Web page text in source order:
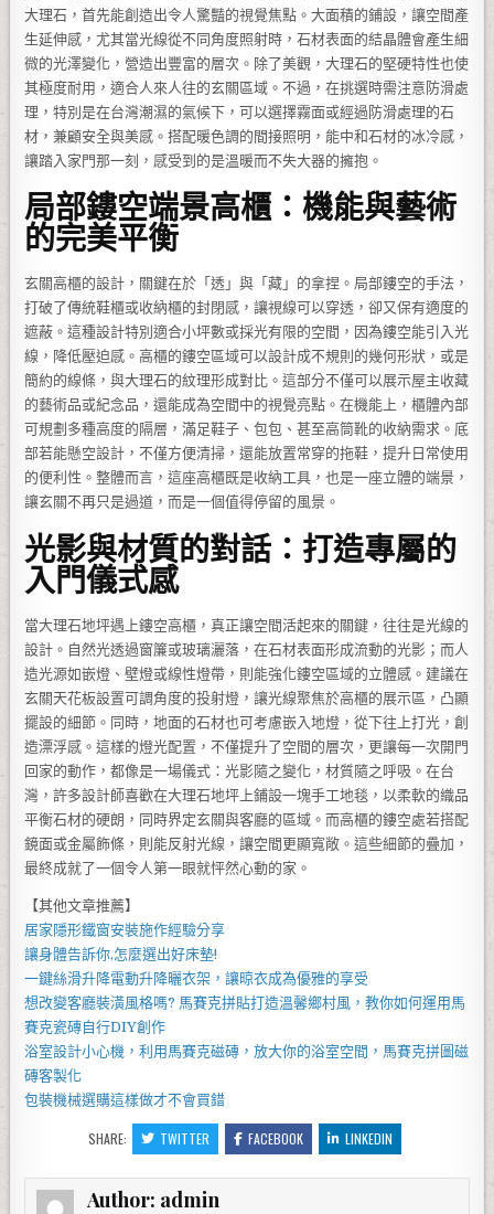
大理石，首先能創造出令人驚豔的視覺焦點。大面積的鋪設，讓空間產
生延伸感，尤其當光線從不同角度照射時，石材表面的結晶體會產生細
微的光澤變化，營造出豐富的層次。除了美觀，大理石的堅硬特性也使
其極度耐用，適合人來人往的玄關區域。不過，在挑選時需注意防滑處
理，特別是在台灣潮濕的氣候下，可以選擇霧面或經過防滑處理的石
材，兼顧安全與美感。搭配暖色調的間接照明，能中和石材的冰冷感，
讓踏入家門那一刻，感受到的是溫暖而不失大器的擁抱。
局部鏤空端景高櫃：機能與藝術
的完美平衡
玄關高櫃的設計，關鍵在於「透」與「藏」的拿捏。局部鏤空的手法，
打破了傳統鞋櫃或收納櫃的封閉感，讓視線可以穿透，卻又保有適度的
遮蔽。這種設計特別適合小坪數或採光有限的空間，因為鏤空能引入光
線，降低壓迫感。高櫃的鏤空區域可以設計成不規則的幾何形狀，或是
簡約的線條，與大理石的紋理形成對比。這部分不僅可以展示屋主收藏
的藝術品或紀念品，還能成為空間中的視覺亮點。在機能上，櫃體內部
可規劃多種高度的隔層，滿足鞋子、包包、甚至高筒靴的收納需求。底
部若能懸空設計，不僅方便清掃，還能放置常穿的拖鞋，提升日常使用
的便利性。整體而言，這座高櫃既是收納工具，也是一座立體的端景，
讓玄關不再只是過道，而是一個值得停留的風景。
光影與材質的對話：打造專屬的
入門儀式感
當大理石地坪遇上鏤空高櫃，真正讓空間活起來的關鍵，往往是光線的
設計。自然光透過窗簾或玻璃灑落，在石材表面形成流動的光影；而人
造光源如嵌燈、壁燈或線性燈帶，則能強化鏤空區域的立體感。建議在
玄關天花板設置可調角度的投射燈，讓光線聚焦於高櫃的展示區，凸顯
擺設的細節。同時，地面的石材也可考慮嵌入地燈，從下往上打光，創
造漂浮感。這樣的燈光配置，不僅提升了空間的層次，更讓每一次開門
回家的動作，都像是一場儀式：光影隨之變化，材質隨之呼吸。在台
灣，許多設計師喜歡在大理石地坪上鋪設一塊手工地毯，以柔軟的織品
平衡石材的硬朗，同時界定玄關與客廳的區域。而高櫃的鏤空處若搭配
鏡面或金屬飾條，則能反射光線，讓空間更顯寬敞。這些細節的疊加，
最終成就了一個令人第一眼就怦然心動的家。
【其他文章推薦】
居家隱形鐵窗安裝施作經驗分享
讓身體告訴你,怎麼選出好床墊!
一鍵絲滑升降電動升降曬衣架 ，讓晾衣成為優雅的享受
想改變客廳裝潢風格嗎? 馬賽克拼貼打造溫馨鄉村風，教你如何運用 馬
賽克瓷磚自行DIY創作
浴室設計小心機，利用 馬賽克磁磚 ，放大你的浴室空間， 馬賽克拼圖磁
磚客製化
包裝機械選購這樣做才不會買錯
SHARE: TWITTER FACEBOOK LINKEDIN
Author: admin